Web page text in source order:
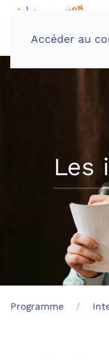
Accéder au
Les
Programme